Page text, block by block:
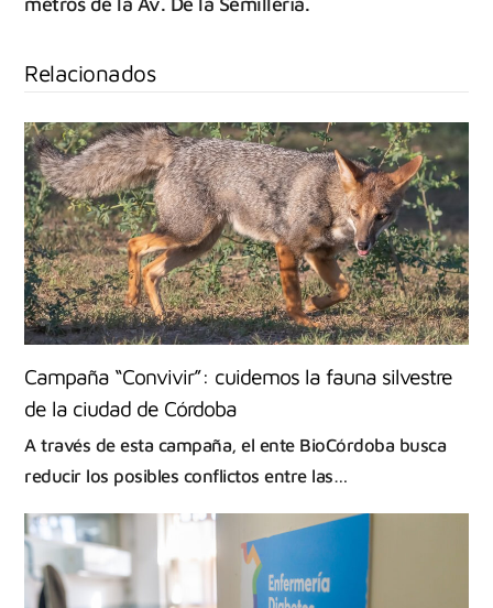
Relacionados
Campaña “Convivir”: cuidemos la fauna silvestre
de la ciudad de Córdoba
A través de esta campaña, el ente BioCórdoba busca
reducir los posibles conflictos entre las…